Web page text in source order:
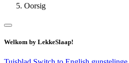
Oorsig
Welkom by LekkeSlaap!